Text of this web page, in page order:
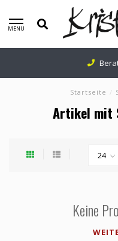
MENU
Startseite /
Artikel mit
Keine